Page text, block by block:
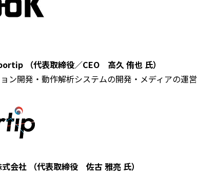
（代表取締役／CEO 高久 侑也 氏）
ン開発・動作解析システムの開発・メディアの運営
会社 （代表取締役 佐古 雅亮 氏）